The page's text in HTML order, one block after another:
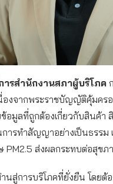
ารสำนักงานสภาผู้บริโภค
องจากพระราชบัญญัติคุ้มคร
ข้อมูลที่ถูกต้องเกี่ยวกับสินค้า
รทำสัญญาอย่างเป็นธรรม
PM2.5 ส่งผลกระทบต่อสุข
านสู่การบริโภคที่ยั่งยืน โดย